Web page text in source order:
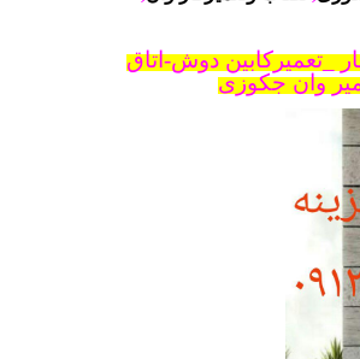
_تعمیرکابین دوش-اتاق
وان جکوزی